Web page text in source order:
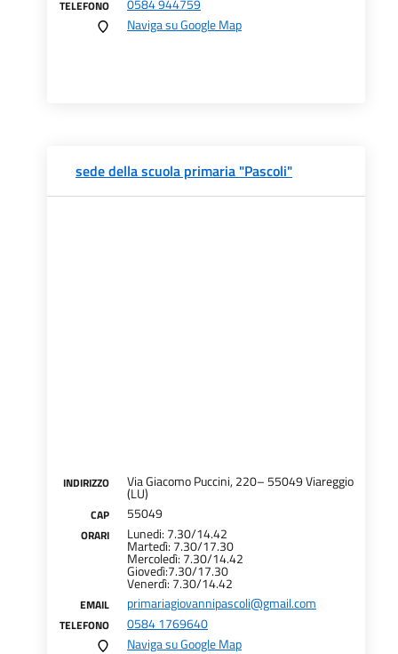
TELEFONO
0584 944759
Naviga su Google Map
sede della scuola primaria "Pascoli"
INDIRIZZO Via Giacomo Puccini, 220– 55049 Viareggio
(LU)
CAP 55049
ORARI Lunedi: 7.30/14.42
Martedì: 7.30/17.30
Mercoledì: 7.30/14.42
Giovedì:7.30/17.30
Venerdì: 7.30/14.42
EMAIL primariagiovannipascoli@gmail.com
TELEFONO
0584 1769640
Naviga su Google Map